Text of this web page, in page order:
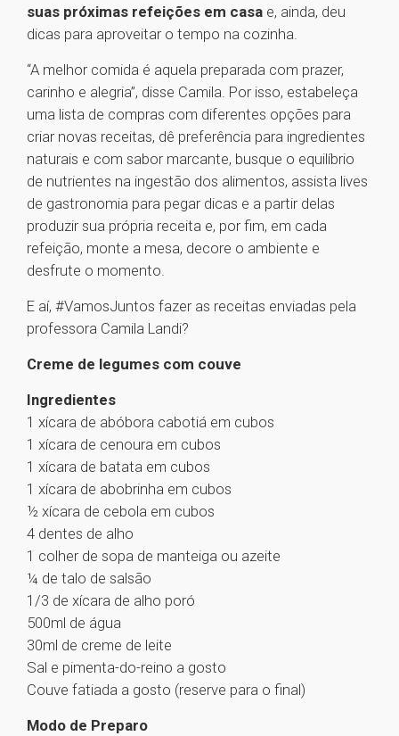
suas próximas refeições em casa e, ainda, deu
dicas para aproveitar o tempo na cozinha.
“A melhor comida é aquela preparada com prazer,
carinho e alegria”, disse Camila. Por isso, estabeleça
uma lista de compras com diferentes opções para
criar novas receitas, dê preferência para ingredientes
naturais e com sabor marcante, busque o equilíbrio
de nutrientes na ingestão dos alimentos, assista lives
de gastronomia para pegar dicas e a partir delas
produzir sua própria receita e, por fim, em cada
refeição, monte a mesa, decore o ambiente e
desfrute o momento.
E aí, #VamosJuntos fazer as receitas enviadas pela
professora Camila Landi?
Creme de legumes com couve
Ingredientes
1 xícara de abóbora cabotiá em cubos
1 xícara de cenoura em cubos
1 xícara de batata em cubos
1 xícara de abobrinha em cubos
½ xícara de cebola em cubos
4 dentes de alho
1 colher de sopa de manteiga ou azeite
¼ de talo de salsão
1/3 de xícara de alho poró
500ml de água
30ml de creme de leite
Sal e pimenta-do-reino a gosto
Couve fatiada a gosto (reserve para o final)
Modo de Preparo